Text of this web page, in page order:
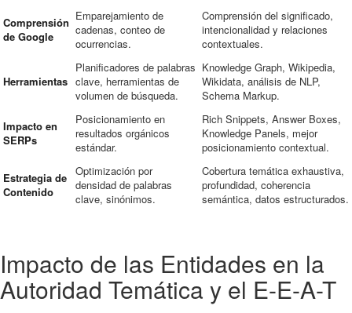
Comprensión
de Google
Emparejamiento de
cadenas, conteo de
ocurrencias.
Comprensión del significado,
intencionalidad y relaciones
contextuales.
Herramientas
Planificadores de palabras
clave, herramientas de
volumen de búsqueda.
Knowledge Graph, Wikipedia,
Wikidata, análisis de NLP,
Schema Markup.
Impacto en
SERPs
Posicionamiento en
resultados orgánicos
estándar.
Rich Snippets, Answer Boxes,
Knowledge Panels, mejor
posicionamiento contextual.
Estrategia de
Contenido
Optimización por
densidad de palabras
clave, sinónimos.
Cobertura temática exhaustiva,
profundidad, coherencia
semántica, datos estructurados.
Impacto de las Entidades en la
Autoridad Temática y el E-E-A-T